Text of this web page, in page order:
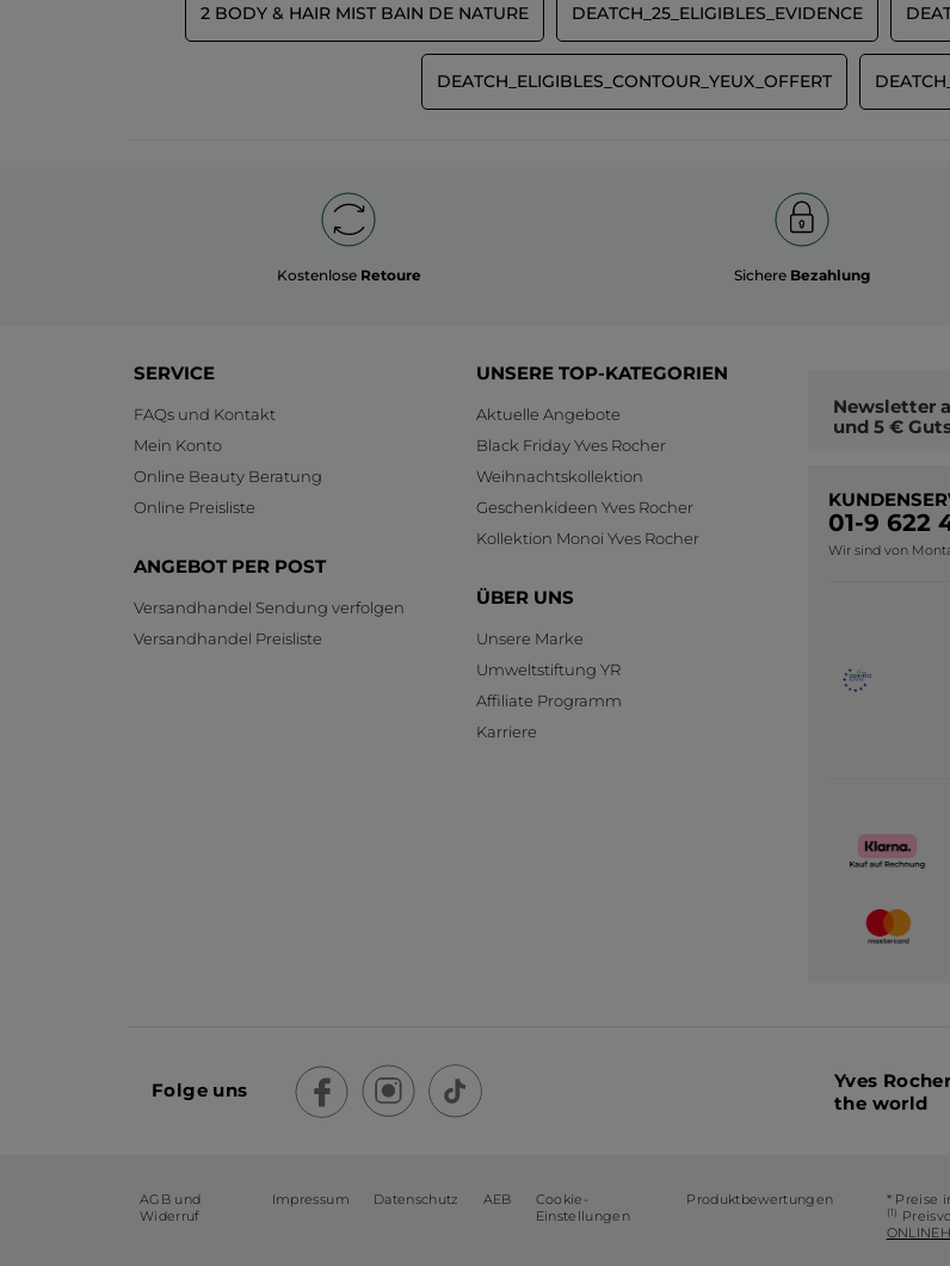
2 BODY & HAIR MIST BAIN DE NATURE DEATCH_25_ELIGIBLES_EVIDENCE
DEATCH_ELIGIBLES_CONTOUR_YEUX_OFFERT
Kostenlose Retoure Sichere Bezahlung
SERVICE
FAQs und Kontakt
Mein Konto
Online Beauty Beratung
Online Preisliste
ANGEBOT PER POST
Versandhandel Sendung verfolgen
Versandhandel Preisliste
UNSERE TOP-KATEGORIEN
Aktuelle Angebote
Black Friday Yves Rocher
Weihnachtskollektion
Geschenkideen Yves Rocher
Kollektion Monoi Yves Rocher
ÜBER UNS
Unsere Marke
Umweltstiftung YR
Affiliate Programm
Karriere
Newsletter
und 5 €
01-9 622
Wir sind von
Folge uns
Yves
the world
AGB und
Widerruf
Impressum Datenschutz AEB
Cookie-
Einstellungen
Produktbewertungen * Preise
(1)